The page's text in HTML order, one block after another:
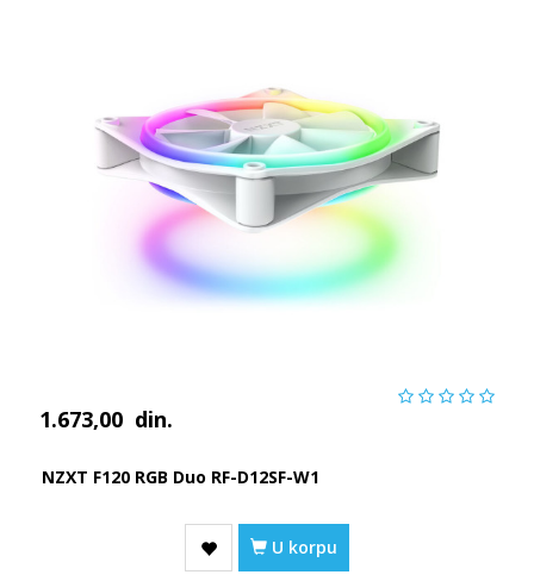
1.673,00 din.
NZXT F120 RGB Duo RF-D12SF-W1
U korpu